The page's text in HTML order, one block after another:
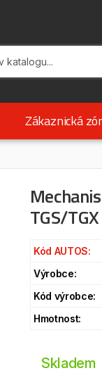
Zákaznická
TGS/TGX
Kód AUTOS:
Výrobce:
Kód výrobce:
Hmotnost:
Skladem